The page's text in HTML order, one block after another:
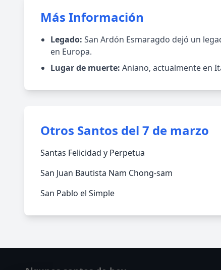
Más Información
Legado: San Ardón Esmaragdo dejó un
en Europa.
Lugar de muerte: Aniano, actualmente en
Otros Santos del 7 de marzo
Santas Felicidad y Perpetua
San Juan Bautista Nam Chong-sam
San Pablo el Simple